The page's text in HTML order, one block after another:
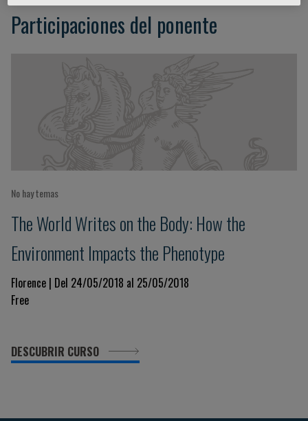
Participaciones del ponente
No hay temas
The World Writes on the Body: How the
Environment Impacts the Phenotype
Florence | Del 24/05/2018 al 25/05/2018
Free
DESCUBRIR CURSO